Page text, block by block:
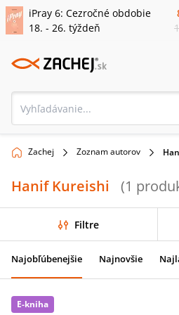
iPray 6: Cezročné obdobie
18. - 26. týždeň
Zachej Zoznam autorov
Hanif Kureishi (1
Filtre
Najobľúbenejšie Najnovšie
E-kniha